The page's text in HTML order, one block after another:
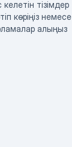
тізімдер
көріңіз немесе
алыңыз